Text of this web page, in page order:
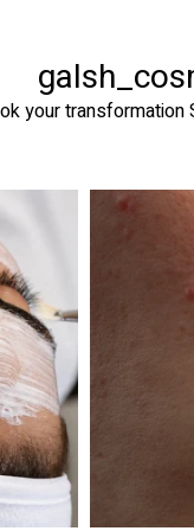
your transformation
העור. המטרה ה זה